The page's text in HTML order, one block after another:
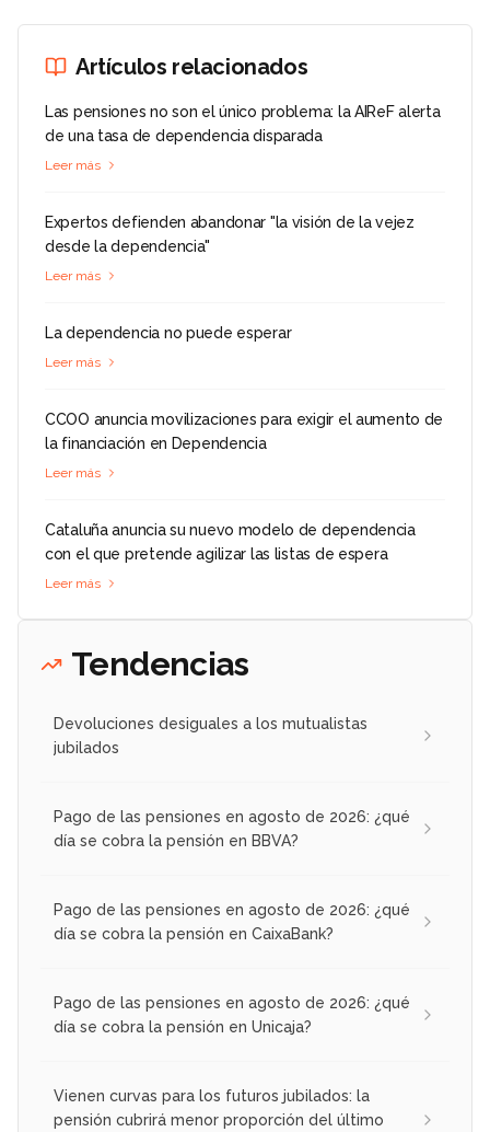
Artículos relacionados
Las pensiones no son el único problema: la AIReF alerta
de una tasa de dependencia disparada
Leer más
Expertos defienden abandonar "la visión de la vejez
desde la dependencia"
Leer más
La dependencia no puede esperar
Leer más
CCOO anuncia movilizaciones para exigir el aumento de
la financiación en Dependencia
Leer más
Cataluña anuncia su nuevo modelo de dependencia
con el que pretende agilizar las listas de espera
Leer más
Tendencias
Devoluciones desiguales a los mutualistas
jubilados
Pago de las pensiones en agosto de 2026: ¿qué
día se cobra la pensión en BBVA?
Pago de las pensiones en agosto de 2026: ¿qué
día se cobra la pensión en CaixaBank?
Pago de las pensiones en agosto de 2026: ¿qué
día se cobra la pensión en Unicaja?
Vienen curvas para los futuros jubilados: la
pensión cubrirá menor proporción del último